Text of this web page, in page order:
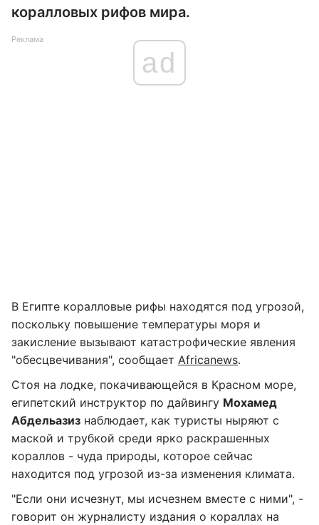
коралловых рифов мира.
Реклама
ad
В Египте коралловые рифы находятся под угрозой,
поскольку повышение температуры моря и
закисление вызывают катастрофические явления
"обесцвечивания", сообщает Africanews.
Стоя на лодке, покачивающейся в Красном море,
египетский инструктор по дайвингу Мохамед
Абдельазиз наблюдает, как туристы ныряют с
маской и трубкой среди ярко раскрашенных
кораллов - чуда природы, которое сейчас
находится под угрозой из-за изменения климата.
"Если они исчезнут, мы исчезнем вместе с ними", -
говорит он журналисту издания о кораллах на